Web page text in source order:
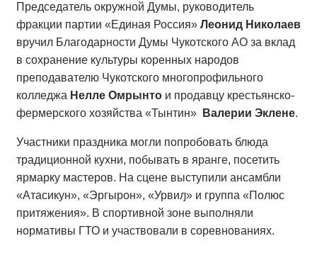
Председатель окружной Думы, руководитель
фракции партии «Единая Россия» Леонид Николаев
вручил Благодарности Думы Чукотского АО за вклад
в сохранение культуры коренных народов
преподавателю Чукотского многопрофильного
колледжа Нелле Омрынто и продавцу крестьянско-
фермерского хозяйства «Тынтин»
Валерии Эклене.
Участники праздника могли попробовать блюда
традиционной кухни, побывать в яранге, посетить
ярмарку мастеров. На сцене выступили ансамбли
«Атасикун», «Эргырон», «Урвиԓ» и группа «Полюс
притяжения». В спортивной зоне выполняли
нормативы ГТО и участвовали в соревнованиях.